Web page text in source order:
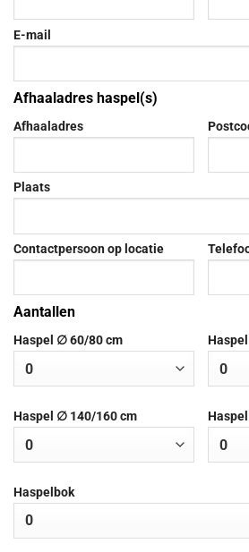
E-mail
Afhaaladres haspel(s)
Afhaaladres
Plaats
Contactpersoon op locatie
Aantallen
Haspel ∅ 60/80 cm
Haspel ∅ 140/160 cm
Haspelbok